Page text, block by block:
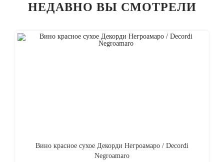
НЕДАВНО ВЫ СМОТРЕЛИ
Вино красное сухое Декорди Негроамаро / Decordi
Negroamaro